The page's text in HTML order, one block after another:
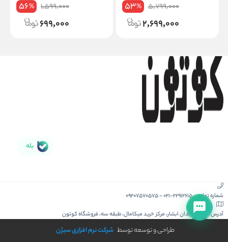
5,799,000
53%
2,699,000
1,599,000
56%
699,000
بله
شماره تماس :021-22912615
-
09207570575
آدرس :کیش، میدان ابشار، مرکز خرید میکامال، طبقه سه، فروشگاه کوتون
طراحی و توسعه توسط شرکت نرم افزاری سیژن